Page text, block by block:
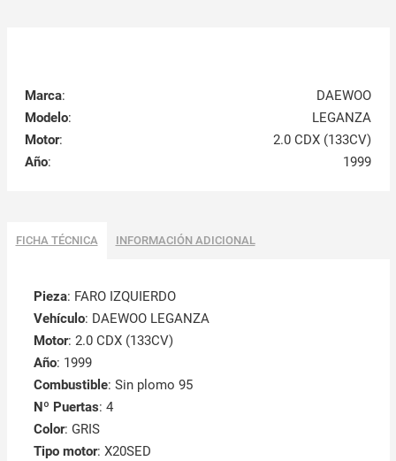
Marca:
DAEWOO
Modelo:
LEGANZA
Motor:
2.0 CDX (133CV)
Año: 1999
FICHA TÉCNICA INFORMACIÓN ADICIONAL
Pieza: FARO IZQUIERDO
Vehículo: DAEWOO LEGANZA
Motor: 2.0 CDX (133CV)
Año: 1999
Combustible: Sin plomo 95
Nº Puertas: 4
Color: GRIS
Tipo motor: X20SED